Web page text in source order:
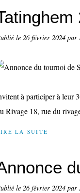
le 26 février 2024 par
à participer à leur
Rivage 18, rue du
LA SUITE
le 26 février 2024 par